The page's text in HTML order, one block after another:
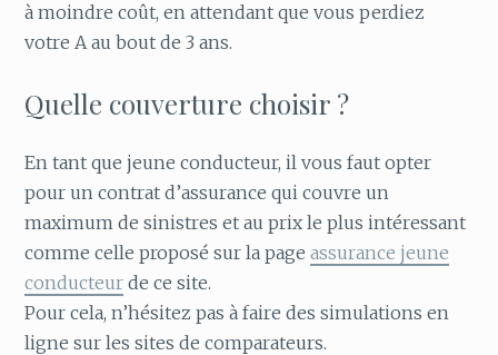
à moindre coût, en attendant que vous perdiez
votre A au bout de 3 ans.
Quelle couverture choisir ?
En tant que jeune conducteur, il vous faut opter
pour un contrat d’assurance qui couvre un
maximum de sinistres et au prix le plus intéressant
comme celle proposé sur la pageassurance jeune
conducteur de ce site.
Pour cela, n’hésitez pas à faire des simulations en
ligne sur les sites de comparateurs.